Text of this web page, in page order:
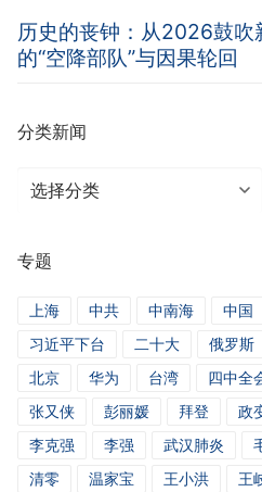
历史的丧钟：从2026鼓吹
的“空降部队”与因果轮回
分类新闻
分
闻
专题
上海 中共 中南海 中国
习近平下台
二十大 俄罗斯
北京
华为 台湾 四中全
张又侠
彭丽媛 拜登 政
李克强
李强 武汉肺炎
清零
温家宝 王小洪 王